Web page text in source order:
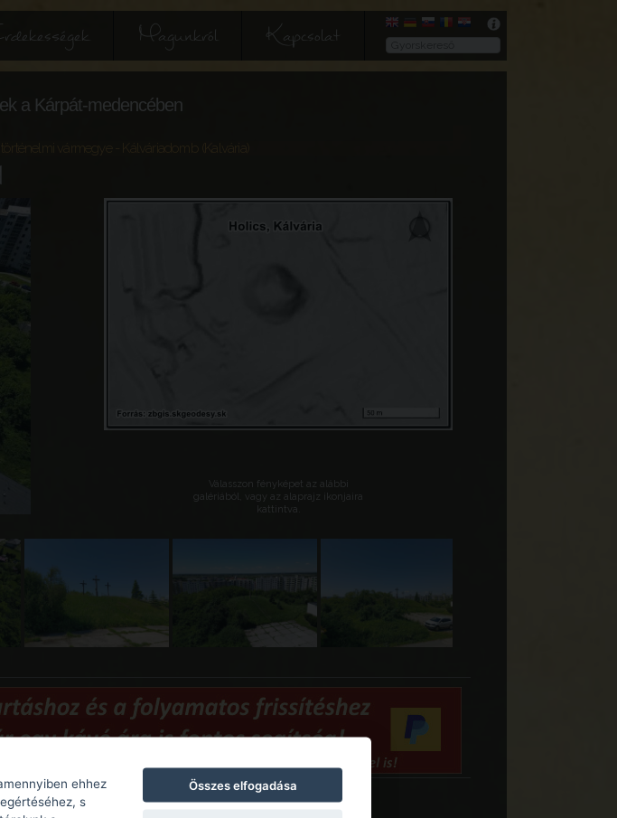
Magunkról Kapcsolat
a Kárpát-medencében
történelmi vármegye - Kálváriadomb (Kalvária)
Válasszon fényképet az alábbi
galériából, vagy az alaprajz ikonjaira
kattintva.
ehhez
s
Összes elfogadása